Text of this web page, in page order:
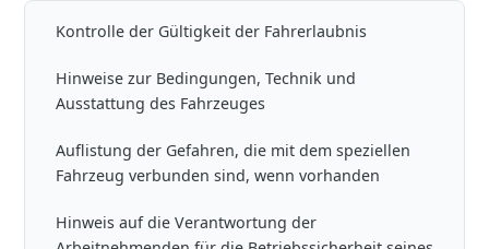
Kontrolle der Gültigkeit der Fahrerlaubnis
Hinweise zur Bedingungen, Technik und
Ausstattung des Fahrzeuges
Auflistung der Gefahren, die mit dem speziellen
Fahrzeug verbunden sind, wenn vorhanden
Hinweis auf die Verantwortung der